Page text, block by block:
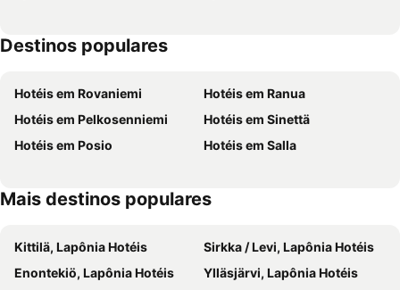
Destinos populares
Hotéis em Rovaniemi
Hotéis em Ranua
Hotéis em Pelkosenniemi
Hotéis em Sinettä
Hotéis em Posio
Hotéis em Salla
Mais destinos populares
Kittilä, Lapônia Hotéis
Sirkka / Levi, Lapônia Hotéis
Enontekiö, Lapônia Hotéis
Ylläsjärvi, Lapônia Hotéis